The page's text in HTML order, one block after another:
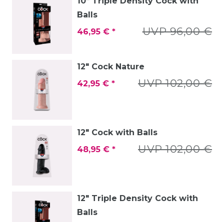
Balls
UVP 96,00 €
46,95 € *
12" Cock Nature
UVP 102,00 €
42,95 € *
12" Cock with Balls
UVP 102,00 €
48,95 € *
12" Triple Density Cock with
Balls